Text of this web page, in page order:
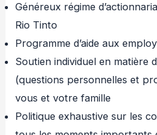
Généreux régime
Rio Tinto
Programme d’aide aux
Soutien individuel en matière
(questions personnelles et
vous et votre famille
Politique exhaustive sur les